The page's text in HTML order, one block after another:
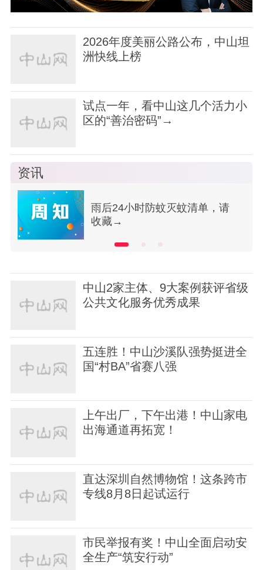
2026年度美丽公路公布，中山坦
洲快线上榜
试点一年，看中山这几个活力小
区的“善治密码”→
资讯
预防基孔肯雅热和登革热，从防
蚊灭蚊开始→
中山2家主体、9大案例获评省级
公共文化服务优秀成果
五连胜！中山沙溪队强势挺进全
国“村BA”省赛八强
上午出厂，下午出港！中山家电
出海通道再拓宽！
直达深圳自然博物馆！这条跨市
专线8月8日起试运行
市民举报有奖！中山全面启动安
全生产“筑安行动”